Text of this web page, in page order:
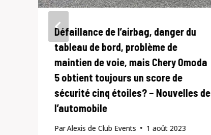
Défaillance de l’airbag, danger du
tableau de bord, problème de
maintien de voie, mais Chery Omoda
5 obtient toujours un score de
sécurité cinq étoiles? – Nouvelles de
l’automobile
ParAlexis de Club Events 1 août 2023